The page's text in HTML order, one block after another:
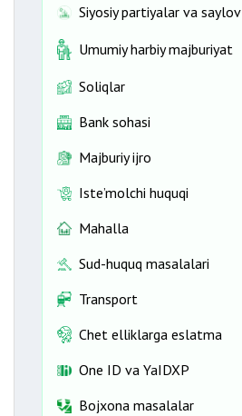
Siyosiy partiyalar va saylov
Umumiy harbiy majburiyat
Soliqlar
Bank sohasi
Majburiy ijro
Iste’molchi huquqi
Mahalla
Sud-huquq masalalari
Transport
Chet elliklarga eslatma
One ID vа YaIDXP
Bojxona masalalar